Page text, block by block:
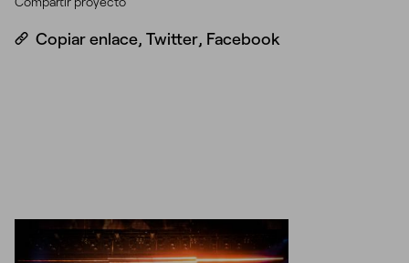
Copiar enlace, Twitter, Facebook